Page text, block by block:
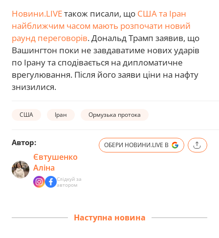
Новини.LIVEтакож писали, що США та Іран
найближчим часом мають розпочати новий
раунд переговорів. Дональд Трамп заявив, що
Вашингтон поки не завдаватиме нових ударів
по Ірану та сподівається на дипломатичне
врегулювання. Після його заяви ціни на нафту
знизилися.
США Іран Ормузька протока
Автор:
Євтушенко
Аліна
Слідкуй за
автором
ОБЕРИ НОВИНИ.LIVE В
Наступна новина